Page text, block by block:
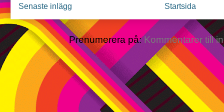
Senaste inlägg Startsida
Prenumerera på:Kommentarer till